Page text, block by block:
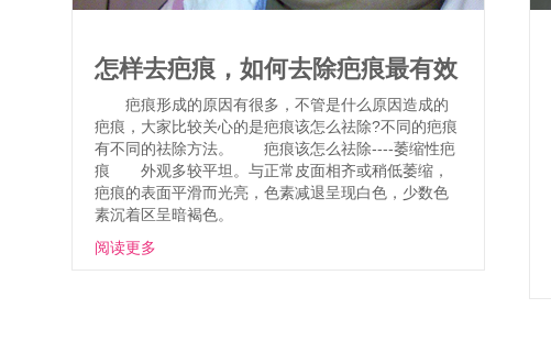
怎样去疤痕，如何去除疤痕最有效
疤痕形成的原因有很多，不管是什么原因造成的
疤痕，大家比较关心的是疤痕该怎么祛除?不同的疤痕
有不同的祛除方法。 疤痕该怎么祛除----萎缩性疤
痕 外观多较平坦。与正常皮面相齐或稍低萎缩，
疤痕的表面平滑而光亮，色素减退呈现白色，少数色
素沉着区呈暗褐色。
阅读更多